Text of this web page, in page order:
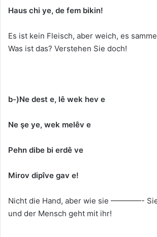
Haus chi ye, de fem bikin!
Es ist kein Fleisch, aber weich, es
Was ist das? Verstehen Sie doch!
b-)Ne dest e, lê wek hev e
Ne şe ye, wek melêv e
Pehn dibe bi erdê ve
Mirov dipîve gav e!
Nicht die Hand, aber wie sie ————-
und der Mensch geht mit ihr!